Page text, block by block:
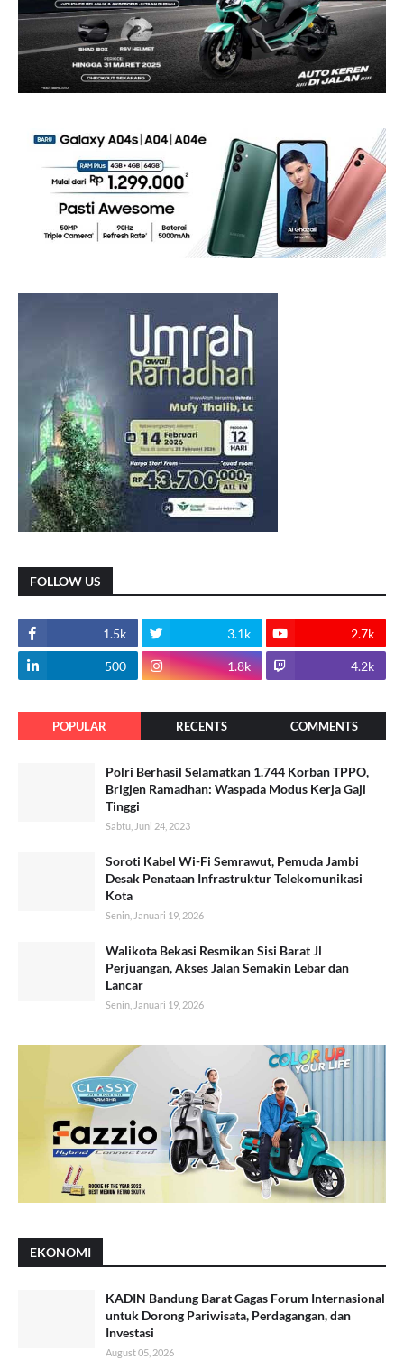
FOLLOW US
1.5k 3.1k 2.7k
500 1.8k 4.2k
POPULAR RECENTS COMMENTS
Polri Berhasil Selamatkan 1.744 Korban TPPO,
Brigjen Ramadhan: Waspada Modus Kerja Gaji
Tinggi
Sabtu, Juni 24, 2023
Soroti Kabel Wi-Fi Semrawut, Pemuda Jambi
Desak Penataan Infrastruktur Telekomunikasi
Kota
Senin, Januari 19, 2026
Walikota Bekasi Resmikan Sisi Barat Jl
Perjuangan, Akses Jalan Semakin Lebar dan
Lancar
Senin, Januari 19, 2026
EKONOMI
KADIN Bandung Barat Gagas Forum Internasional
untuk Dorong Pariwisata, Perdagangan, dan
Investasi
August 05, 2026